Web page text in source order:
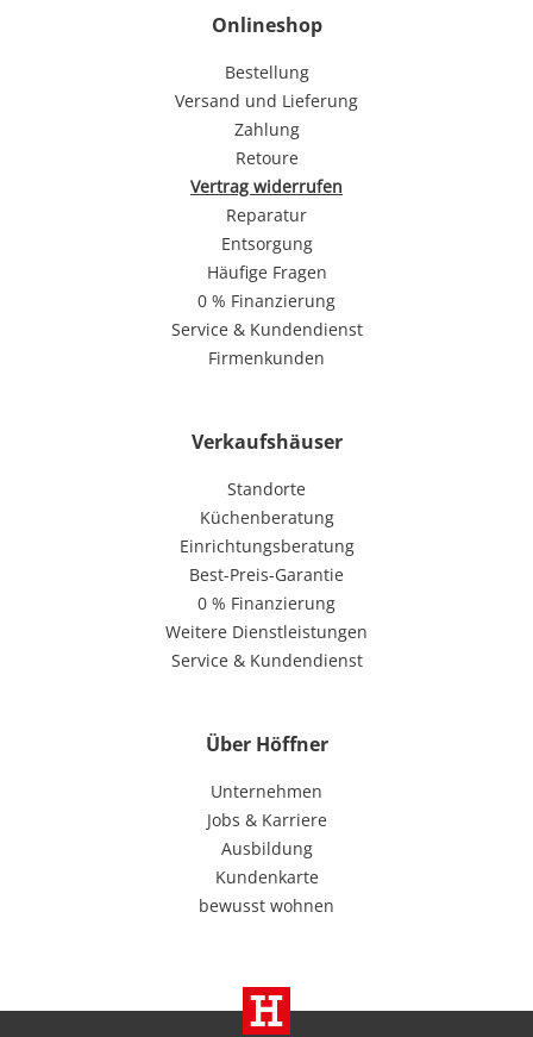
Onlineshop
Bestellung
Versand und Lieferung
Zahlung
Retoure
Vertrag widerrufen
Reparatur
Entsorgung
Häufige Fragen
0 % Finanzierung
Service & Kundendienst
Firmenkunden
Verkaufshäuser
Standorte
Küchenberatung
Einrichtungsberatung
Best-Preis-Garantie
0 % Finanzierung
Weitere Dienstleistungen
Service & Kundendienst
Über Höffner
Unternehmen
Jobs & Karriere
Ausbildung
Kundenkarte
bewusst wohnen